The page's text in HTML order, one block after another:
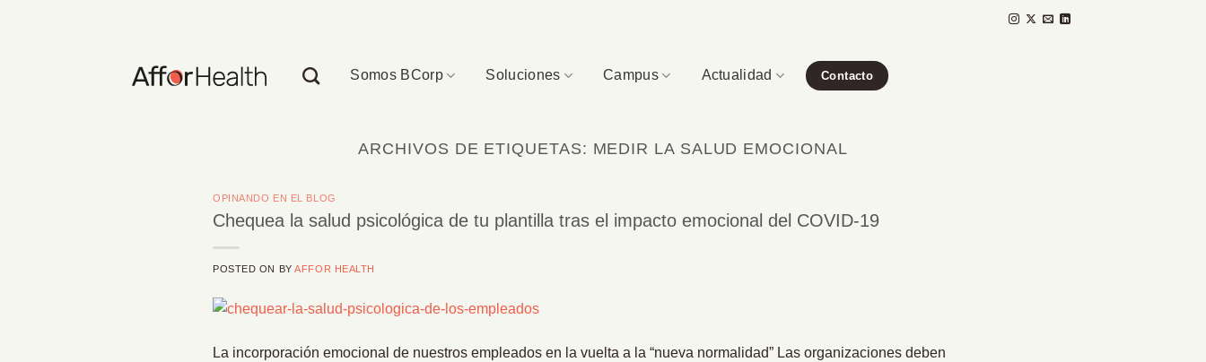
Somos BCorp
Soluciones Campus Actualidad Contacto
ARCHIVOS DE ETIQUETAS: MEDIR LA SALUD EMOCIONAL
OPINANDO EN EL BLOG
Chequea la salud psicológica de tu plantilla tras el impacto emocional del COVID-19
POSTED ON BYAFFOR HEALTH
La incorporación emocional de nuestros empleados en la vuelta a la “nueva normalidad” Las organizaciones deben